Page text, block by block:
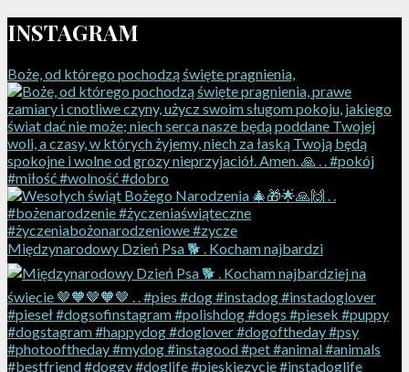
INSTAGRAM
Boże, od którego pochodzą święte pragnienia,
Międzynarodowy Dzień Psa 🐕 . Kocham najbardzi